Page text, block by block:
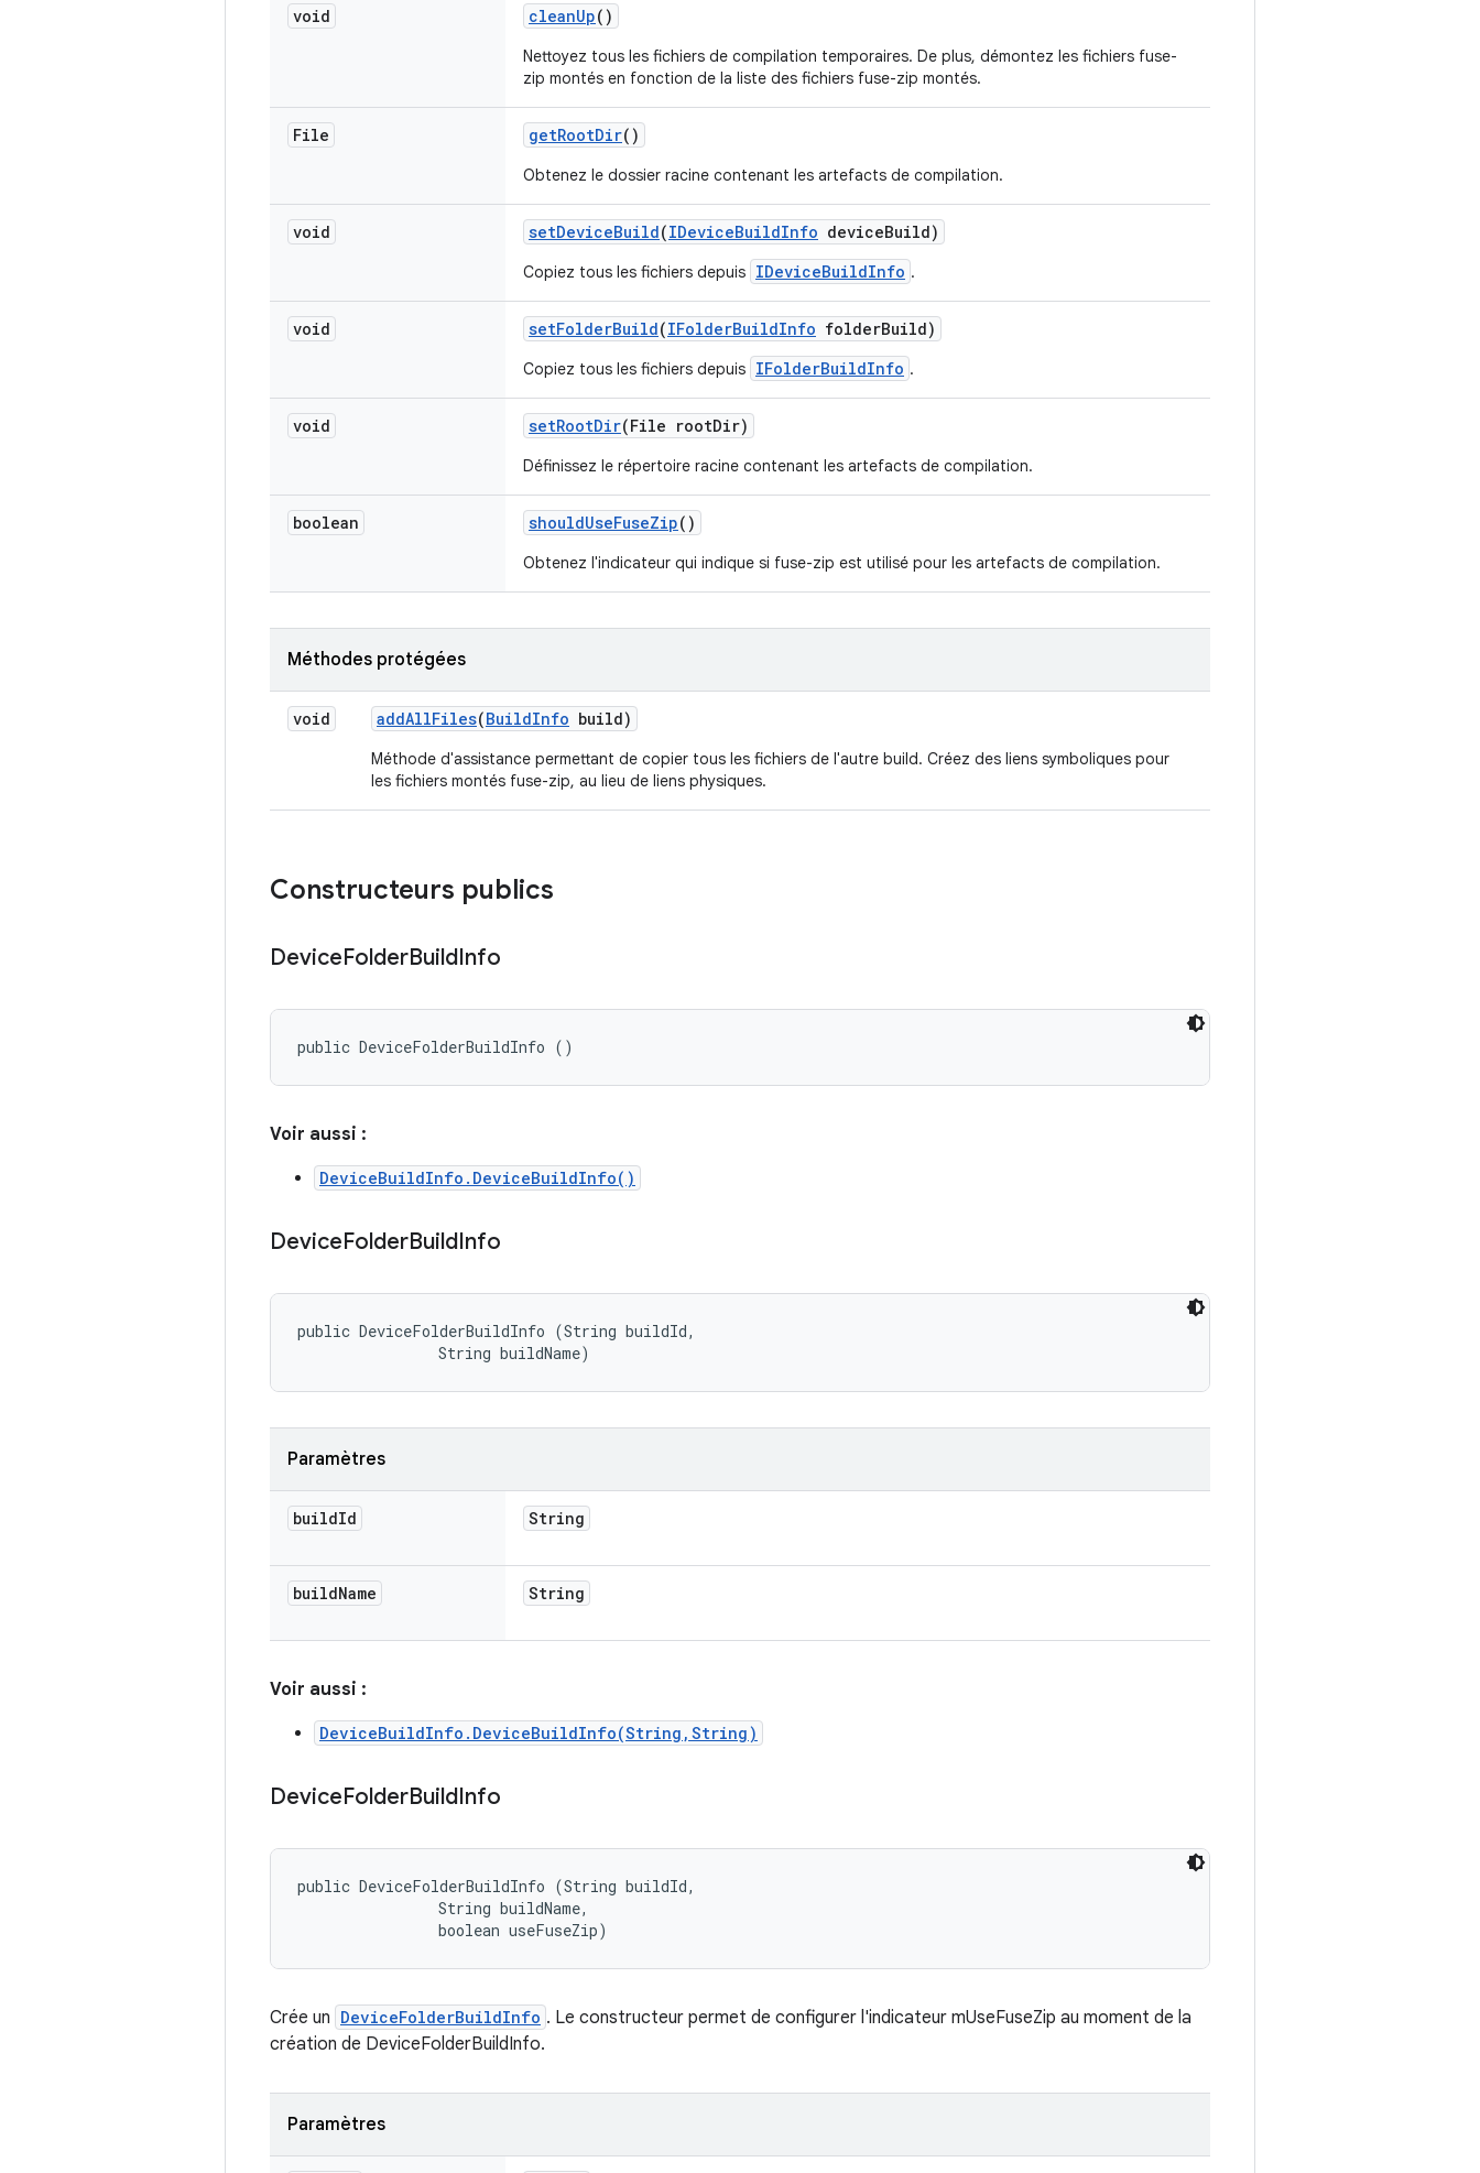
void cleanUp()
Nettoyez tous les fichiers de compilation temporaires. De plus, démontez les fichiers fuse-
zip montés en fonction de la liste des fichiers fuse-zip montés.
File getRootDir()
Obtenez le dossier racine contenant les artefacts de compilation.
void setDeviceBuild(IDeviceBuildInfo deviceBuild)
Copiez tous les fichiers depuis IDeviceBuildInfo .
void setFolderBuild(IFolderBuildInfo folderBuild)
Copiez tous les fichiers depuis IFolderBuildInfo .
void setRootDir(File rootDir)
Définissez le répertoire racine contenant les artefacts de compilation.
boolean shouldUseFuseZip()
Obtenez l'indicateur qui indique si fuse-zip est utilisé pour les artefacts de compilation.
Méthodes protégées
void addAllFiles(BuildInfo build)
Méthode d'assistance permettant de copier tous les fichiers de l'autre build. Créez des liens symboliques pour
les fichiers montés fuse-zip, au lieu de liens physiques.
Constructeurs publics
DeviceFolderBuildInfo
public DeviceFolderBuildInfo ()
Voir aussi :
DeviceBuildInfo.DeviceBuildInfo()
DeviceFolderBuildInfo
public DeviceFolderBuildInfo (String buildId,
                String buildName)
Paramètres
buildId String
buildName String
Voir aussi :
DeviceBuildInfo.DeviceBuildInfo(String,String)
DeviceFolderBuildInfo
public DeviceFolderBuildInfo (String buildId,
                String buildName,
                boolean useFuseZip)
Crée un DeviceFolderBuildInfo . Le constructeur permet de configurer l'indicateur mUseFuseZip au moment de la
création de DeviceFolderBuildInfo.
Paramètres